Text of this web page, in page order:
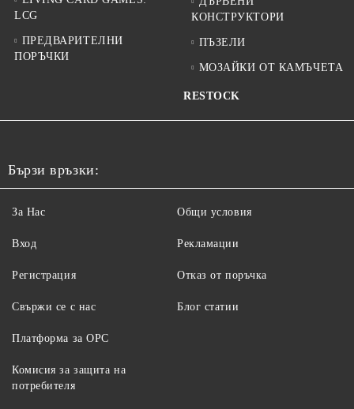
LCG
ПРЕДВАРИТЕЛНИ
ПОРЪЧКИ
КОНСТРУКТОРИ
ПЪЗЕЛИ
МОЗАЙКИ ОТ КАМЪЧЕТА
RESTOCK
Бързи връзки:
За Нас
Вход
Регистрация
Свържи се с нас
Общи условия
Рекламации
Отказ от поръчка
Блог статии
Платформа за ОРС
Комисия за защита на
потребителя